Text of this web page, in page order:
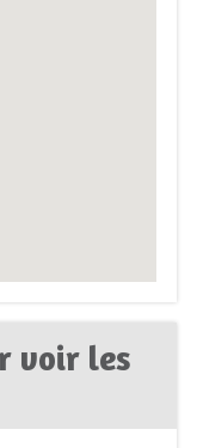
voir les